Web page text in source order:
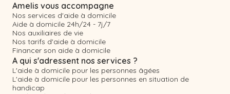
Amelis vous accompagne
Nos services d'aide à domicile
Aide à domicile 24h/24 - 7j/7
Nos auxiliaires de vie
Nos tarifs d'aide à domicile
Financer son aide à domicile
A qui s'adressent nos services ?
L'aide à domicile pour les personnes âgées
L'aide à domicile pour les personnes en situation de
handicap